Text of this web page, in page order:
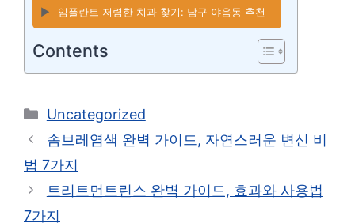
▶️ 임플란트 저렴한 치과 찾기: 남구 야음동 추천
Contents
카
테
리
Uncategorized
솜브레염색 완벽 가이드, 자연스러운 변신 비
법 7가지
트리트먼트린스 완벽 가이드, 효과와 사용법
7가지